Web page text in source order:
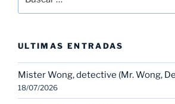
por:
ULTIMAS ENTRADAS
Mister Wong, detective (Mr. Wong,
18/07/2026